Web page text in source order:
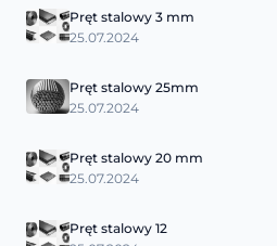
Pręt stalowy 3 mm
25.07.2024
Pręt stalowy 25mm
25.07.2024
Pręt stalowy 20 mm
25.07.2024
Pręt stalowy 12